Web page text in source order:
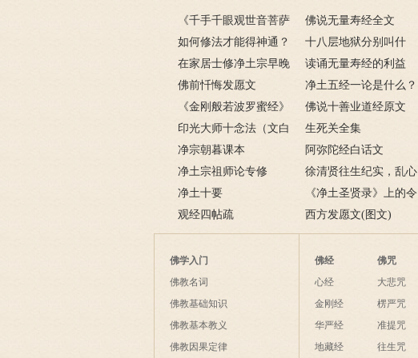
《千手千眼观世音菩萨
广大圆满无碍大悲心陀罗
尼经》原文
佛说无量寿经全文
如何修法才能得神通？
神通怎么修？
十八层地狱分别叫什
么？十八层地狱详细图
解
在家居士修净土宗早晚
课的内容
读诵无量寿经的利益
佛前忏悔发愿文
净土五经一论是什么？
有哪些内容？
《金刚般若波罗蜜经》
全文
佛说十善业道经原文
印光大师十念法（文白
对照）
生死关全集
净宗朝暮课本 阿弥陀经白话文
净土宗祖师论专修
徐清贤往生纪实，乱心
念佛佛也迎
净土十要
《净土圣贤录》上的令
人震撼的往生实例
观经四帖疏 西方发愿文(图文)
佛学入门
佛教名词
佛教基础知识
佛教基本教义
佛教因果定律
佛经
心经
金刚经
华严经
地藏经
佛咒
大悲咒
楞严咒
准提咒
往生咒